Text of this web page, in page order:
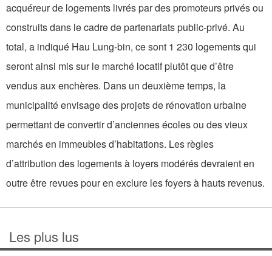
acquéreur de logements livrés par des promoteurs privés ou
construits dans le cadre de partenariats public-privé. Au
total, a indiqué Hau Lung-bin, ce sont 1 230 logements qui
seront ainsi mis sur le marché locatif plutôt que d’être
vendus aux enchères. Dans un deuxième temps, la
municipalité envisage des projets de rénovation urbaine
permettant de convertir d’anciennes écoles ou des vieux
marchés en immeubles d’habitations. Les règles
d’attribution des logements à loyers modérés devraient en
outre être revues pour en exclure les foyers à hauts revenus.
Les plus lus